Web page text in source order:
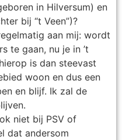
in Hilversum) en
bij “t Veen”)?
aan mij: wordt
te gaan, nu je in ’t
is dan steevast
woon en dus een
en blijf. Ik zal de
niet bij PSV of
dat andersom